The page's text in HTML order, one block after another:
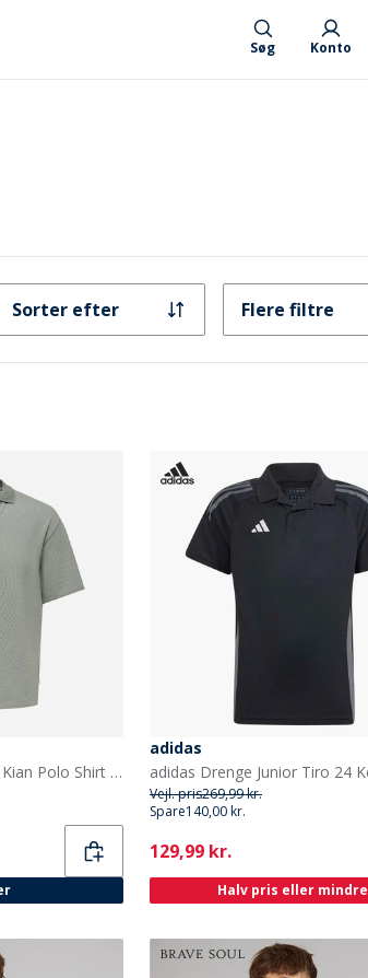
Søg Konto
Sorter efter Flere filtre
ONLY & SONS Drenge Kian Polo Shirt Sedona Sage
adidas
Vejl. pris269,99 kr.
Spare140,00 kr.
Current
129,99 kr.
Halv pris eller mindre